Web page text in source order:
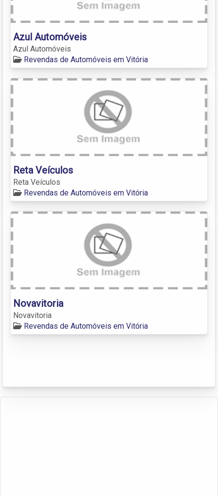
Azul Automóveis
Azul Automóveis
Revendas de Automóveis em Vitória
Reta Veículos
Reta Veículos
Revendas de Automóveis em Vitória
Novavitoria
Novavitoria
Revendas de Automóveis em Vitória